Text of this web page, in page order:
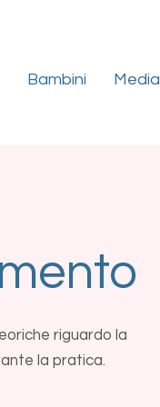
Bambini Media
riguardo la
la pratica.